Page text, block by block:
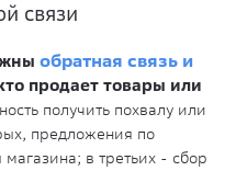
связи
обратная связь и
продает товары или
получить похвалу или
предложения по
в третьих - сбор